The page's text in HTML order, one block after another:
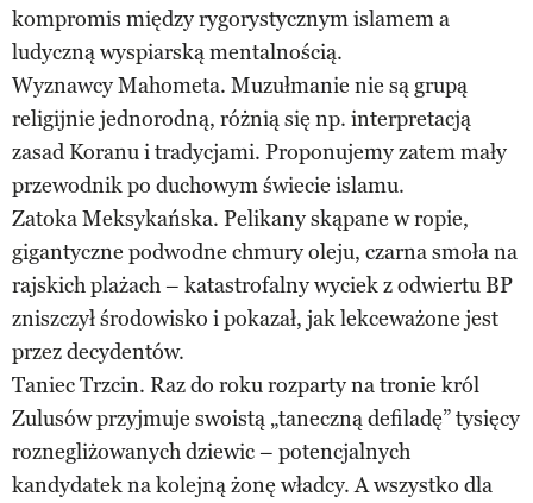
kompromis między rygorystycznym islamem a
ludyczną wyspiarską mentalnością.
Wyznawcy Mahometa. Muzułmanie nie są grupą
religijnie jednorodną, różnią się np. interpretacją
zasad Koranu i tradycjami. Proponujemy zatem mały
przewodnik po duchowym świecie islamu.
Zatoka Meksykańska. Pelikany skąpane w ropie,
gigantyczne podwodne chmury oleju, czarna smoła na
rajskich plażach – katastrofalny wyciek z odwiertu BP
zniszczył środowisko i pokazał, jak lekceważone jest
przez decydentów.
Taniec Trzcin. Raz do roku rozparty na tronie król
Zulusów przyjmuje swoistą „taneczną defiladę” tysięcy
roznegliżowanych dziewic – potencjalnych
kandydatek na kolejną żonę władcy. A wszystko dla